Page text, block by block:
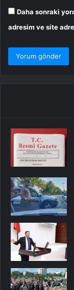
Daha sonraki
adresim ve site